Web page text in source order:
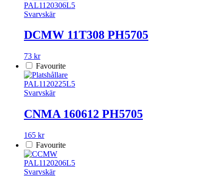
PAL1120306L5
Svarvskär
DCMW 11T308 PH5705
73 kr
Favourite
PAL1120225L5
Svarvskär
CNMA 160612 PH5705
165 kr
Favourite
PAL1120206L5
Svarvskär